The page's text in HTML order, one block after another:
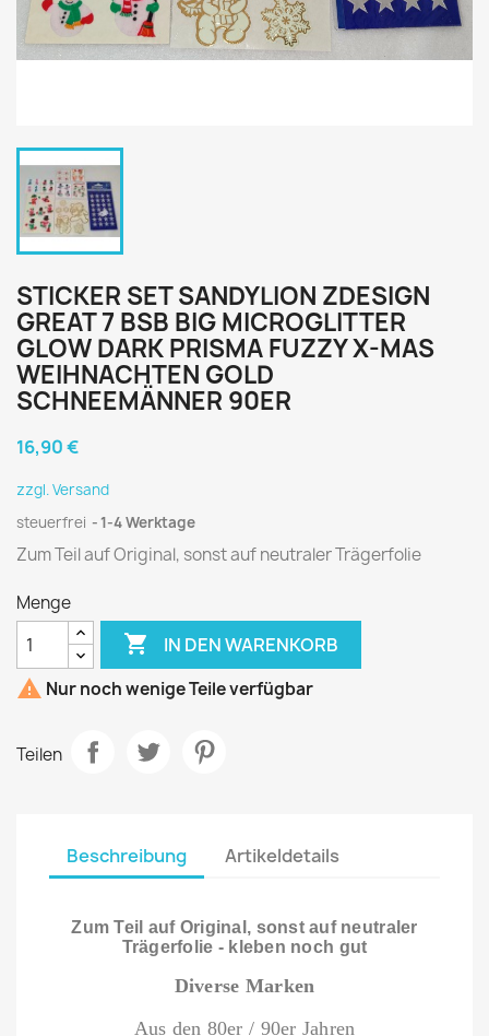
STICKER SET SANDYLION ZDESIGN
GREAT 7 BSB BIG MICROGLITTER
GLOW DARK PRISMA FUZZY X-MAS
WEIHNACHTEN GOLD
SCHNEEMÄNNER 90ER
16,90 €
zzgl. Versand
steuerfrei
1-4 Werktage
Zum Teil auf Original, sonst auf neutraler Trägerfolie
Menge
 IN DEN WARENKORB
 Nur noch wenige Teile verfügbar
Teilen
Beschreibung Artikeldetails
Zum Teil auf Original, sonst auf neutraler
Trägerfolie - kleben noch gut
Diverse Marken
Aus den 80er / 90er Jahren